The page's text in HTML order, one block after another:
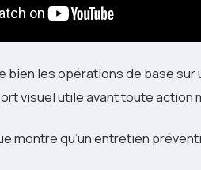
bien les opérations de base
visuel utile avant toute action
montre qu’un entretien